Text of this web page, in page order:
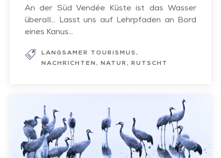
An der Süd Vendée Küste ist das Wasser
überall... Lasst uns auf Lehrpfaden an Bord
eines Kanus...
LANGSAMER TOURISMUS
NACHRICHTEN
NATUR RUTSCHT
Reservat
beobachten